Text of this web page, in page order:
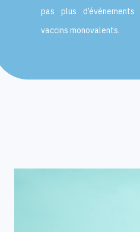
pas plus
vaccins monovalents.